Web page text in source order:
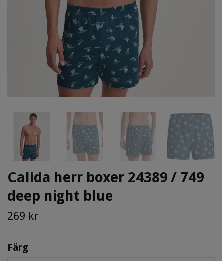
Calida herr boxer 24389 / 749
deep night blue
269 kr
Färg